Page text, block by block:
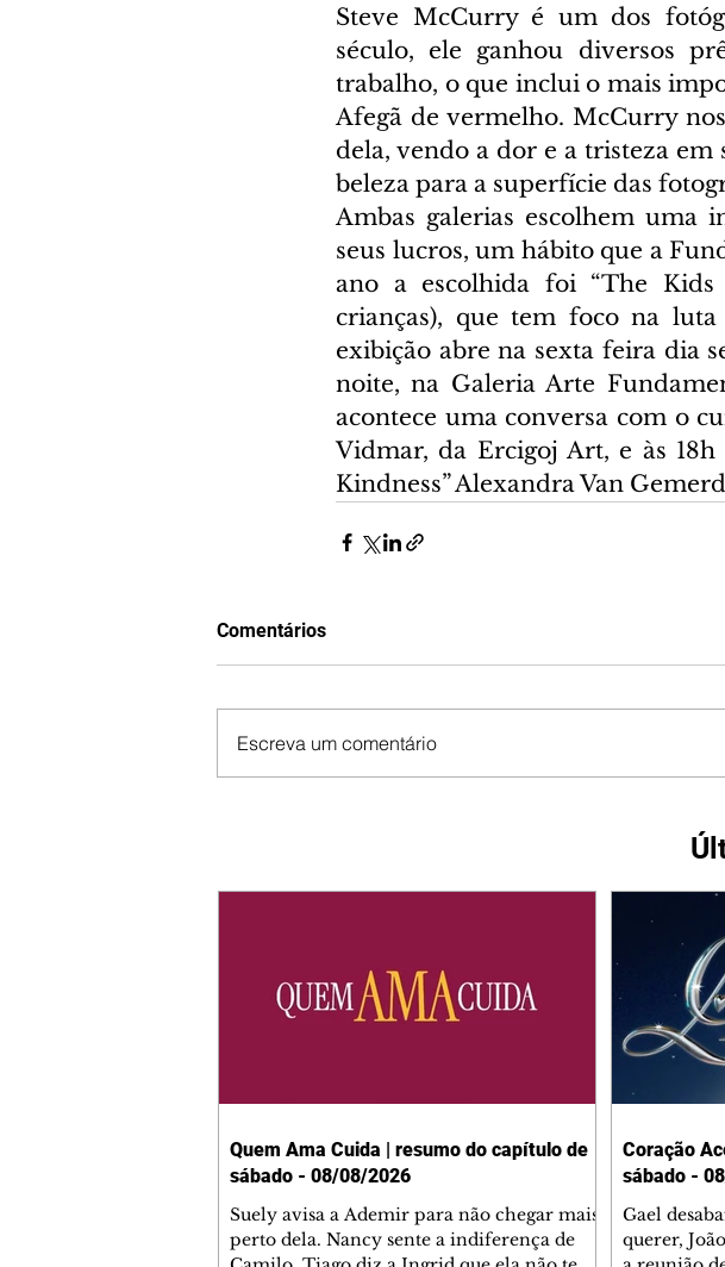
Steve McCurry é um dos
século, ele ganhou diversos
trabalho, o que inclui o mais
Afegã de vermelho. McCurry
dela, vendo a dor e a tristeza
beleza para a superfície das
Ambas galerias escolhem uma
seus lucros, um hábito que a
ano a escolhida foi “The Kids
crianças), que tem foco na
exibição abre na sexta feira dia
noite, na Galeria Arte
acontece uma conversa com o
Vidmar, da Ercigoj Art, e às
Kindness” Alexandra Van
Comentários
Escreva um comentário
Quem Ama Cuida | resumo do capítulo de
sábado - 08/08/2026
Suely avisa a Ademir para não chegar mais
perto dela. Nancy sente a indiferença de
Coração
sábado -
Gael
querer,